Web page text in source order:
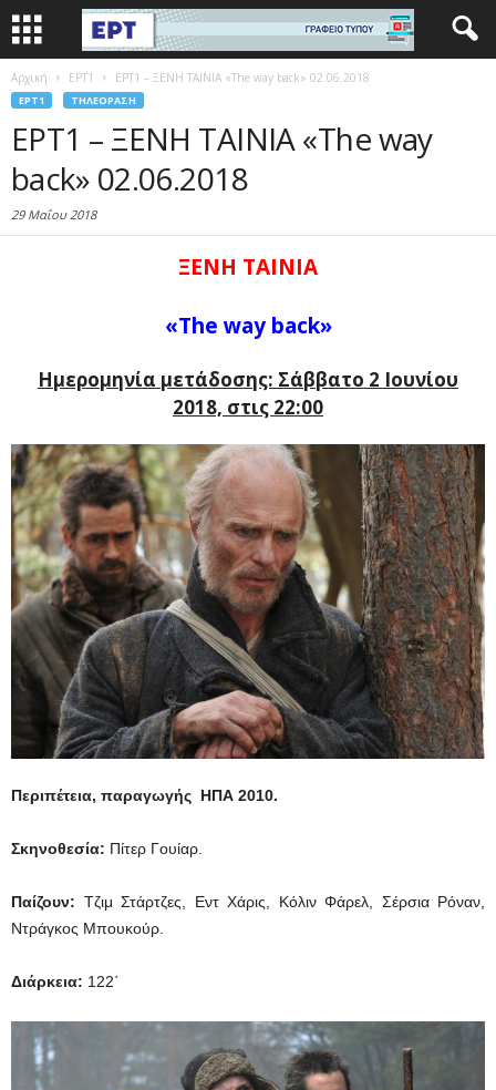
Αρχική EΡΤ1 ΕΡΤ1 – ΞΕΝΗ ΤΑΙΝΙΑ «The way back» 02.06.2018
EΡΤ1 ΤΗΛΕΌΡΑΣΗ
ΕΡΤ1 – ΞΕΝΗ ΤΑΙΝΙΑ «The way
back» 02.06.2018
29 Μαΐου 2018
ΞΕΝΗ ΤΑΙΝΙΑ
«The way back»
Ημερομηνία μετάδοσης: Σάββατο 2 Ιουνίου
2018, στις 22:00
Περιπέτεια, παραγωγής ΗΠΑ 2010.
Σκηνοθεσία: Πίτερ Γουίαρ.
Παίζουν: Τζιμ Στάρτζες, Εντ Χάρις, Κόλιν Φάρελ, Σέρσια Ρόναν,
Ντράγκος Μπουκούρ.
Διάρκεια: 122΄